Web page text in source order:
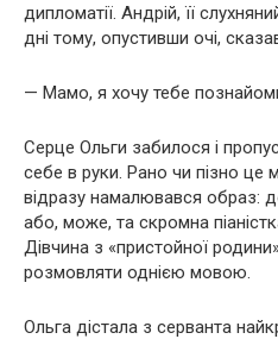
дипломатії. Андрій, її
дні тому, опустивши очі,
— Мамо, я хочу тебе
Серце Ольги забилося і
себе в руки. Рано чи пізно це
відразу намалювався образ:
або, може, та скромна
Дівчина з «пристойної
розмовляти однією мовою.
Ольга дістала з серванта